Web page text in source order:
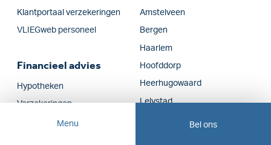
Menu Bel ons
Klantportaal verzekeringen
VLIEGweb personeel
Financieel advies
Hypotheken
Verzekeringen
Bedrijfs­verzekeringen
Amstelveen
Bergen
Haarlem
Hoofddorp
Heerhugowaard
Lelystad